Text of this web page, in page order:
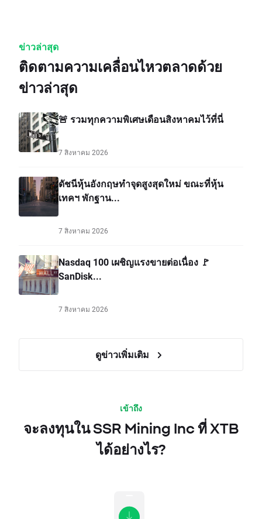
ข่าวล่าสุด
ติดตามความเคลื่อนไหวตลาดด้วย
ข่าวล่าสุด
🚨 รวมทุกความพิเศษเดือนสิงหาคมไว้ที่นี่
7 สิงหาคม 2026
ดัชนีหุ้นอังกฤษทำจุดสูงสุดใหม่ ขณะที่หุ้น
เทคฯ พักฐาน...
7 สิงหาคม 2026
Nasdaq 100 เผชิญแรงขายต่อเนื่อง 🚩
SanDisk...
7 สิงหาคม 2026
ดูข่าวเพิ่มเติม
เข้าถึง
จะลงทุนใน SSR Mining Inc ที่ XTB
ได้อย่างไร?